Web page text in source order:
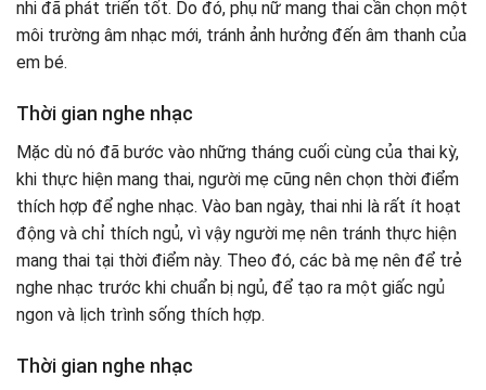
nhi đã phát triển tốt. Do đó, phụ nữ mang thai cần chọn một
môi trường âm nhạc mới, tránh ảnh hưởng đến âm thanh của
em bé.
Thời gian nghe nhạc
Mặc dù nó đã bước vào những tháng cuối cùng của thai kỳ,
khi thực hiện mang thai, người mẹ cũng nên chọn thời điểm
thích hợp để nghe nhạc. Vào ban ngày, thai nhi là rất ít hoạt
động và chỉ thích ngủ, vì vậy người mẹ nên tránh thực hiện
mang thai tại thời điểm này. Theo đó, các bà mẹ nên để trẻ
nghe nhạc trước khi chuẩn bị ngủ, để tạo ra một giấc ngủ
ngon và lịch trình sống thích hợp.
Thời gian nghe nhạc